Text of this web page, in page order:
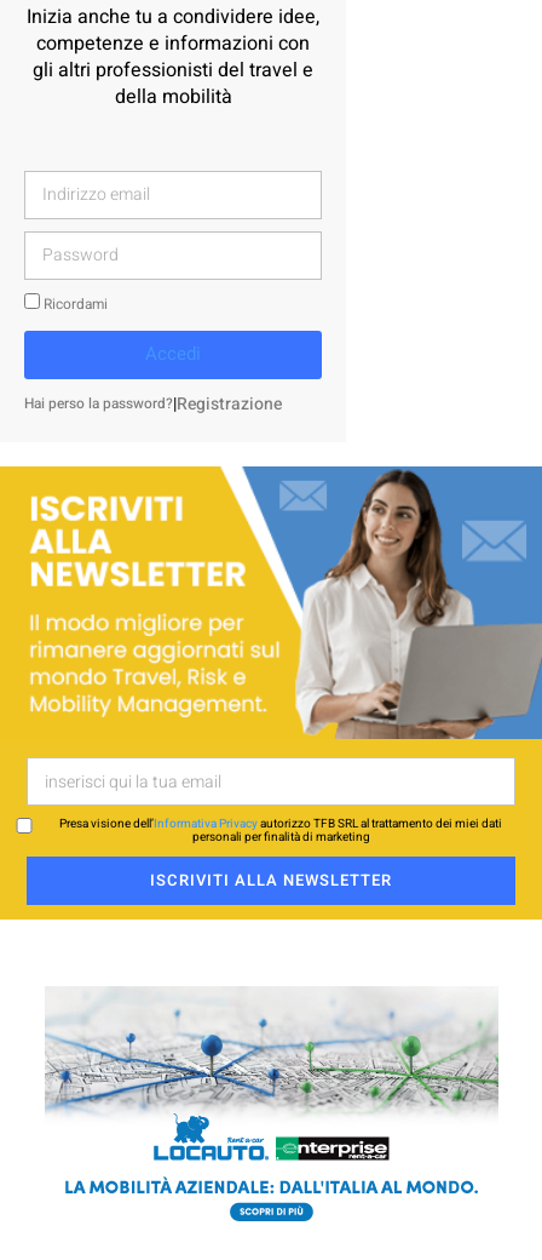
Inizia anche tu a condividere idee,
competenze e informazioni con
gli altri professionisti del travel e
della mobilità
Ricordami
Accedi
Hai perso la password?|Registrazione
Presa visione dell’Informativa Privacyautorizzo TFB SRL al trattamento dei miei dati
personali per finalità di marketing
ISCRIVITI ALLA NEWSLETTER